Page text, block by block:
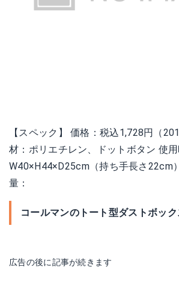
【スペック】 価格：税込1,728円（
材：ポリエチレン、ドットボタン 使用
W40×H44×D25cm（持ち手長さ22cm
量：
コールマンのトート型ダストボック
広告の後に記事が続きます